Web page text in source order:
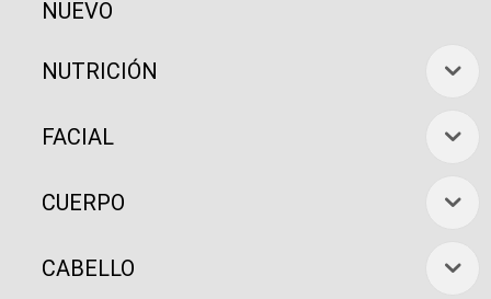
NUEVO
NUTRICIÓN
FACIAL
CUERPO
CABELLO